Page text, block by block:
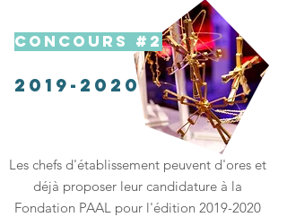
CONCOURS #2
Les chefs d'établissement peuvent d'ores et
déjà proposer leur candidature à la
Fondation PAAL pour l'édition 2019-2020
2019-2020